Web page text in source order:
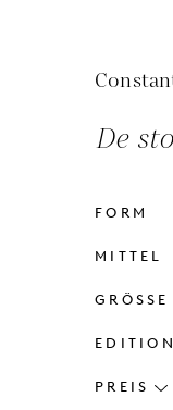
De
FORM
MITTEL
GRÖSSE
PREIS